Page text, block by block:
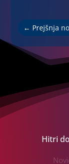
← Prejšnja
Hitri